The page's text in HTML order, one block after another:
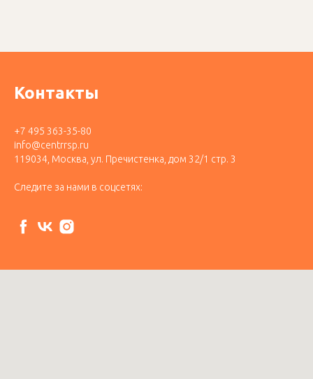
Контакты
+7 495 363-35-80
info@centrrsp.ru
119034, Москва, ул. Пречистенка, дом 32/1 стр. 3
Следите за нами в соцсетях: